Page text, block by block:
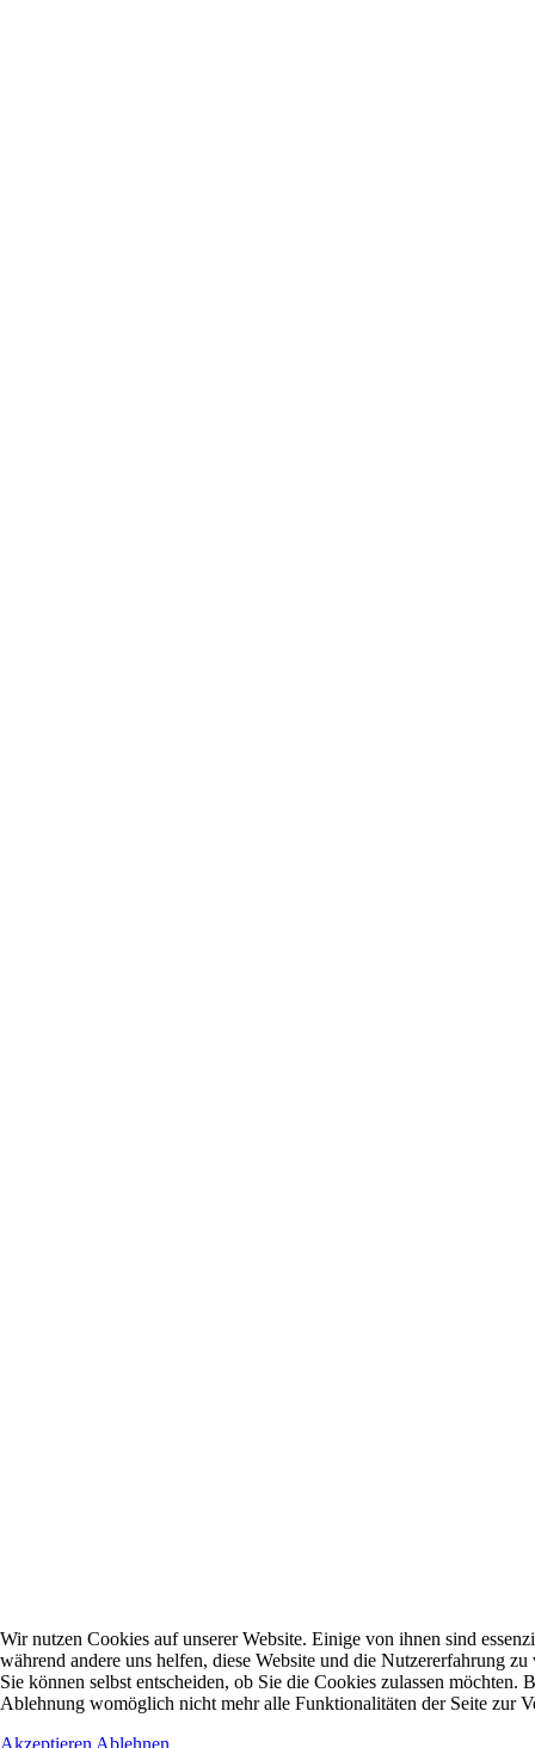
Wir nutzen Cookies auf unserer Website. Einige von ihnen sind
während andere uns helfen, diese Website und die Nutzererfahrung
Sie können selbst entscheiden, ob Sie die Cookies zulassen möchten.
Ablehnung womöglich nicht mehr alle Funktionalitäten der Seite zur
Akzeptieren Ablehnen